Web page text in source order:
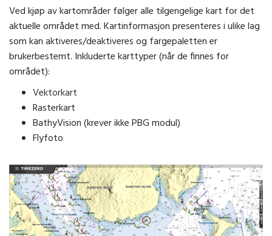
Ved kjøp av kartområder følger alle tilgengelige kart for det
aktuelle området med. Kartinformasjon presenteres i ulike lag
som kan aktiveres/deaktiveres og fargepaletten er
brukerbestemt. Inkluderte karttyper (når de finnes for
området):
Vektorkart
Rasterkart
BathyVision (krever ikke PBG modul)
Flyfoto